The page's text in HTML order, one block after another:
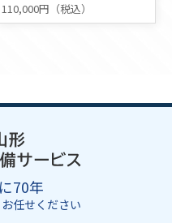
110,000円（税込）
70年
任せください